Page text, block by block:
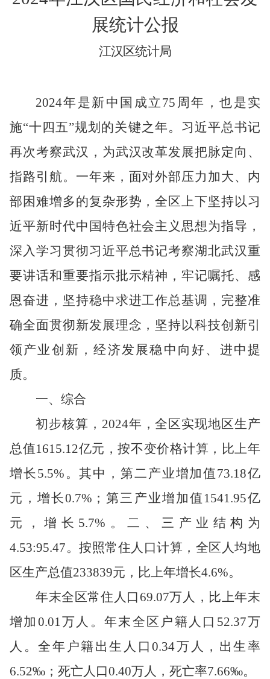
展统计公报
江汉区统计局
2024年是新中国成立75 周年，也是实
施“十四五”规划的关键之年。习近平总书记
再次考察武汉，为武汉改革发展把脉定向、
指路引航。一年来，面对外部压力加大、内
部困难增多的复杂形势，全区上下坚持以习
近平新时代中国特色社会主义思想为指导，
深入学习贯彻习近平总书记考察湖北武汉重
要讲话和重要指示批示精神，牢记嘱托、感
恩奋进，坚持稳中求进工作总基调，完整准
确全面贯彻新发展理念，坚持以科技创新引
领产业创新，经济发展稳中向好、进中提
质。
一、综合
初步核算， 2024年 ，全区实现地区生产
总值1615.12亿元，按不变价格计算，比上年
增长 5.5% 。其中，第二产业增加值73.18亿
元，增长0.7% ；第三产业增加值 1541.95亿
元，增长 5.7% 。二、三产业 结构为
4.53:95.47。按照常住人口计算，全区人均地
区生产总值233839元，比上年增长4.6%。
年末全区常住 人口 69.07万人 ， 比上年末
增加 0.01万人。年末全区 户籍人口 52.37万
人。全年户籍出生人口0.34万人，出生率
6.52‰；死亡人口0.40万人，死亡率7.66‰。